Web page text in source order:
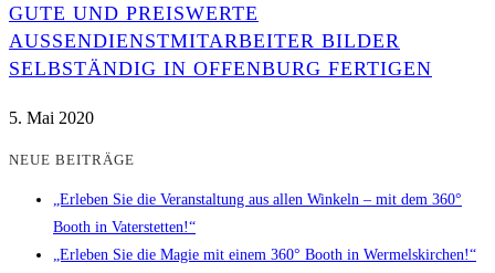
GUTE UND PREISWERTE
AUSSENDIENSTMITARBEITER BILDER S
ELBSTÄNDIG IN OFFENBURG FERTIGEN
5. Mai 2020
NEUE BEITRÄGE
„Erleben Sie die Veranstaltung aus allen Winkeln – mit dem 360°
Booth in Vaterstetten!“
„Erleben Sie die Magie mit einem 360° Booth in Wermelskirchen!“